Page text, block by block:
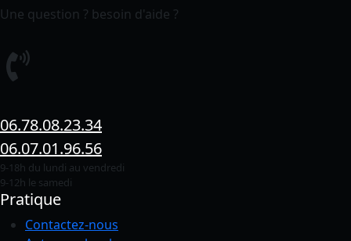
Une question ? besoin d'aide ?
06.78.08.23.34
06.07.01.96.56
9-18h du lundi au vendredi
9-12h le samedi
Pratique
Contactez-nous